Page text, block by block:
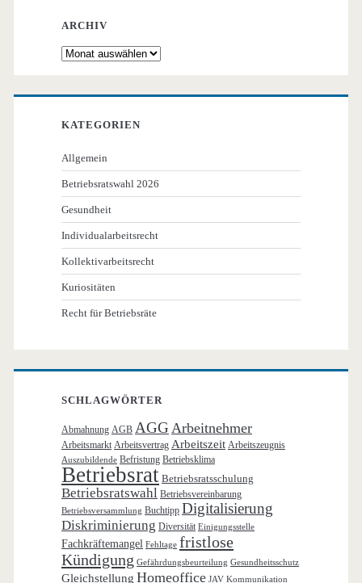
ARCHIV
Archiv
KATEGORIEN
Allgemein
Betriebsratswahl 2026
Gesundheit
Individualarbeitsrecht
Kollektivarbeitsrecht
Kuriositäten
Recht für Betriebsräte
SCHLAGWÖRTER
Abmahnung AGB AGG Arbeitnehmer
Arbeitsmarkt Arbeitsvertrag Arbeitszeit Arbeitszeugnis
Auszubildende Befristung Betriebsklima
Betriebsrat Betriebsratsschulung
Betriebsratswahl Betriebsvereinbarung
Betriebsversammlung Buchtipp Digitalisierung
Diskriminierung Diversität Einigungsstelle
Fachkräftemangel Fehltage fristlose
Kündigung Gefährdungsbeurteilung Gesundheitsschutz
Gleichstellung Homeoffice JAV Kommunikation